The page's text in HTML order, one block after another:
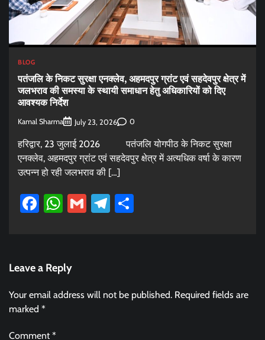
BLOG
पतंजलि के निकट सुरक्षा एनक्लेव, अहमदपुर ग्रांट एवं सहदेवपुर क्षेत्र में
जलभराव की समस्या के स्थायी समाधान हेतु अधिकारियों को दिए
आवश्यक निर्देश
Kamal Sharma July 23, 2026 0
हरिद्वार, 23 जुलाई 2026 पतंजलि योगपीठ के निकट सुरक्षा
एनक्लेव, अहमदपुर ग्रांट एवं सहदेवपुर क्षेत्र में अत्यधिक वर्षा के कारण
उत्पन्न हो रही जलभराव की […]
Facebook
WhatsApp
GmailTelegram
Leave a Reply
Your email address will not be published. Required fields are
marked *
Comment*